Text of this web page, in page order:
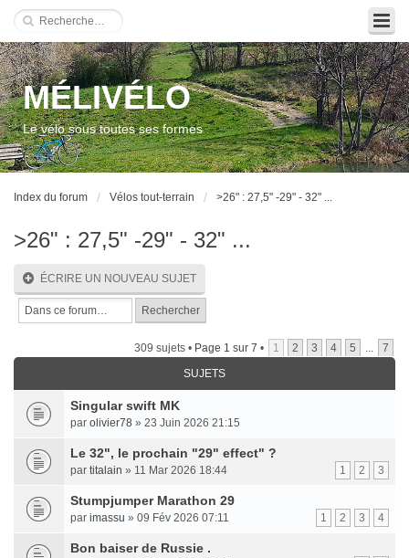
MÉLIVÉLO
Le vélo sous toutes ses formes
Index du forum Vélos tout-terrain >26" : 27,5" -29" - 32" ...
>26" : 27,5" -29" - 32" ...
ÉCRIRE UN NOUVEAU SUJET
309 sujets • Page 1 sur 7 • 1 2 3 4 5 ...
7
SUJETS
Singular swift MK
par olivier78 » 23 Juin 2026 21:15
Le 32", le prochain "29" effect" ?
1 2 3
par titalain » 11 Mar 2026 18:44
Stumpjumper Marathon 29
1 2 3 4
par imassu » 09 Fév 2026 07:11
Bon baiser de Russie .